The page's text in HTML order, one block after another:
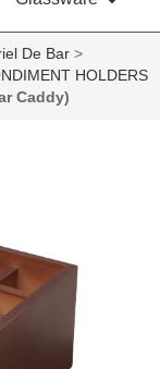
De Bar >
HOLDERS
Caddy)